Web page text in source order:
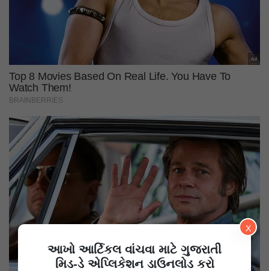
X
આખો આર્ટિકલ વાંચવા માટે ગુજરાતી
મિડ-ડે એપ્લિકેશન ડાઉનલોડ કરો